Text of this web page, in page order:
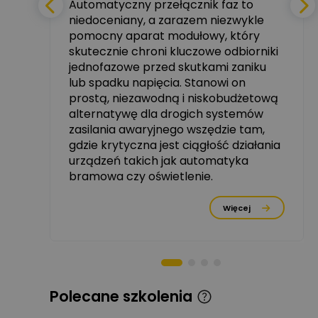
Ekspert ABB
Ekspert, ABB Zadaj pytanie
Michał Szulborski
Ekspert ETI - Dr inż. w
dziedzinie Aparatów
Elektrycznych / Senior
R&D Scientist / Product
Manager
Zadaj pytanie
Tomasz Dźwigała
Ekspert Menadżer
Piotr Muskała
Ekspert Specjalista ds
Automatyczny przełącznik faz to
niedoceniany, a zarazem niezwykle
pomocny aparat modułowy, który
skutecznie chroni kluczowe odbiorniki
jednofazowe przed skutkami zaniku
lub spadku napięcia. Stanowi on
prostą, niezawodną i niskobudżetową
alternatywę dla drogich systemów
zasilania awaryjnego wszędzie tam,
gdzie krytyczna jest ciągłość działania
urządzeń takich jak automatyka
bramowa czy oświetlenie.
Więcej
Polecane szkolenia